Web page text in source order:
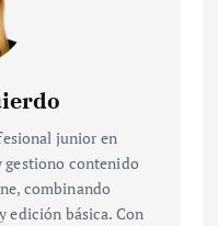
junior en
gestiono contenido
combinando
edición básica. Con